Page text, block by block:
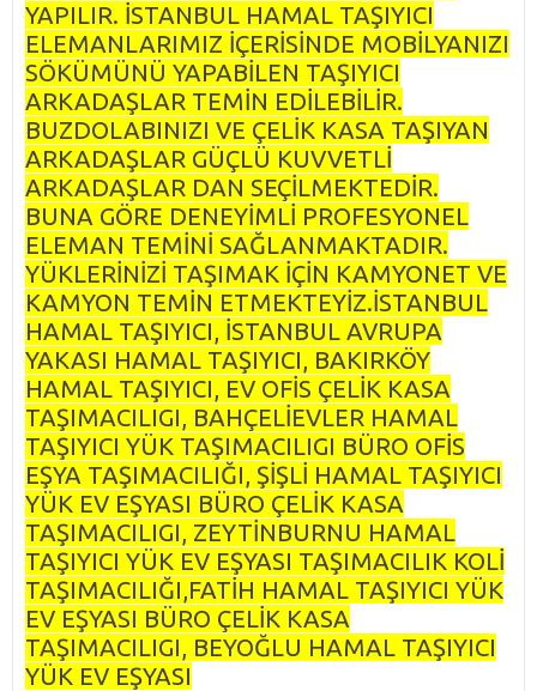
YAPILIR. İSTANBUL HAMAL TAŞIYICI
ELEMANLARIMIZ İÇERİSİNDE MOBİLYANIZI
SÖKÜMÜNÜ YAPABİLEN TAŞIYICI
ARKADAŞLAR TEMİN EDİLEBİLİR.
BUZDOLABINIZI VE ÇELİK KASA TAŞIYAN
ARKADAŞLAR GÜÇLÜ KUVVETLİ
ARKADAŞLAR DAN SEÇİLMEKTEDİR.
BUNA GÖRE DENEYİMLİ PROFESYONEL
ELEMAN TEMİNİ SAĞLANMAKTADIR.
YÜKLERİNİZİ TAŞIMAK İÇİN KAMYONET VE
KAMYON TEMİN ETMEKTEYİZ.İSTANBUL
HAMAL TAŞIYICI, İSTANBUL AVRUPA
YAKASI HAMAL TAŞIYICI, BAKIRKÖY
HAMAL TAŞIYICI, EV OFİS ÇELİK KASA
TAŞIMACILIGI, BAHÇELİEVLER HAMAL
TAŞIYICI YÜK TAŞIMACILIGI BÜRO OFİS
EŞYA TAŞIMACILIĞI, ŞİŞLİ HAMAL TAŞIYICI
YÜK EV EŞYASI BÜRO ÇELİK KASA
TAŞIMACILIGI, ZEYTİNBURNU HAMAL
TAŞIYICI YÜK EV EŞYASI TAŞIMACILIK KOLİ
TAŞIMACILIĞI,FATİH HAMAL TAŞIYICI YÜK
EV EŞYASI BÜRO ÇELİK KASA
TAŞIMACILIGI, BEYOĞLU HAMAL TAŞIYICI
YÜK EV EŞYASI